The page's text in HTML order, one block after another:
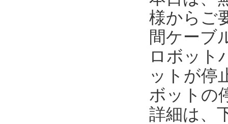
様からご
間ケーブ
ロボット
ットが停
ボットの
詳細は、